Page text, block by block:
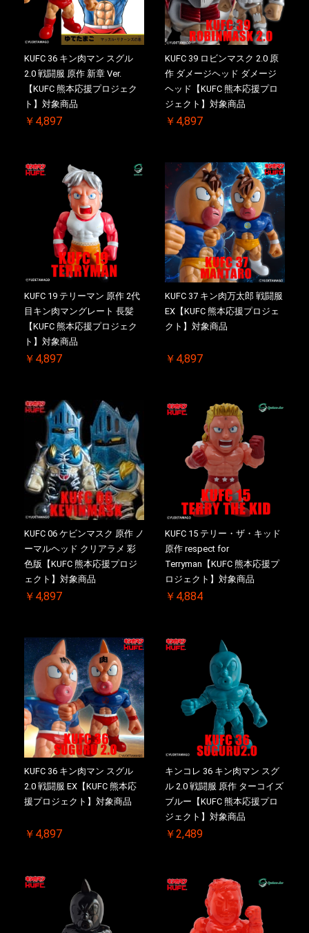
KUFC 36 キン肉マン スグル
2.0 戦闘服 原作 新章 Ver.
【KUFC 熊本応援プロジェク
ト】対象商品
￥4,897
KUFC 39 ロビンマスク 2.0 原
作 ダメージヘッド ダメージ
ヘッド【KUFC 熊本応援プロ
ジェクト】対象商品
￥4,897
KUFC 19 テリーマン 原作 2代
目キン肉マングレート 長髪
【KUFC 熊本応援プロジェク
ト】対象商品
￥4,897
KUFC 37 キン肉万太郎 戦闘服
EX【KUFC 熊本応援プロジェ
クト】対象商品
￥4,897
KUFC 06 ケビンマスク 原作 ノ
ーマルヘッド クリアラメ 彩
色版【KUFC 熊本応援プロジ
ェクト】対象商品
￥4,897
KUFC 15 テリー・ザ・キッド
原作 respect for
Terryman【KUFC 熊本応援プ
ロジェクト】対象商品
￥4,884
KUFC 36 キン肉マン スグル
2.0 戦闘服 EX【KUFC 熊本応
援プロジェクト】対象商品
￥4,897
キンコレ 36 キン肉マン スグ
ル 2.0 戦闘服 原作 ターコイズ
ブルー【KUFC 熊本応援プロ
ジェクト】対象商品
￥2,489